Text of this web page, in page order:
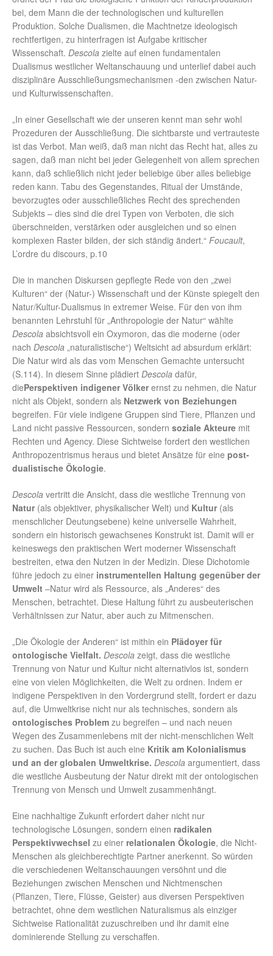
bei, dem Mann die der technologischen und kulturellen
Produktion. Solche Dualismen, die Machtnetze ideologisch
rechtfertigen, zu hinterfragen ist Aufgabe kritischer
Wissenschaft. Descola zielte auf einen fundamentalen
Dualismus westlicher Weltanschauung und unterlief dabei auch
disziplinäre Ausschließungsmechanismen -den zwischen Natur-
und Kulturwissenschaften.
„In einer Gesellschaft wie der unseren kennt man sehr wohl
Prozeduren der Ausschließung. Die sichtbarste und vertrauteste
ist das Verbot. Man weiß, daß man nicht das Recht hat, alles zu
sagen, daß man nicht bei jeder Gelegenheit von allem sprechen
kann, daß schließlich nicht jeder beliebige über alles beliebige
reden kann. Tabu des Gegenstandes, Ritual der Umstände,
bevorzugtes oder ausschließliches Recht des sprechenden
Subjekts – dies sind die drei Typen von Verboten, die sich
überschneiden, verstärken oder ausgleichen und so einen
komplexen Raster bilden, der sich ständig ändert.“ Foucault,
L’ordre du discours, p.10
Die in manchen Diskursen gepflegte Rede von den „zwei
Kulturen“ der (Natur-) Wissenschaft und der Künste spiegelt den
Natur/Kultur-Dualismus in extremer Weise. Für den von ihm
benannten Lehrstuhl für „Anthropologie der Natur“ wählte
Descola absichtsvoll ein Oxymoron, das die moderne (oder
nach Descola „naturalistische“) Weltsicht ad absurdum erklärt:
Die Natur wird als das vom Menschen Gemachte untersucht
(S.114). In diesem Sinne plädiert Descola dafür,
diePerspektiven indigener Völker ernst zu nehmen, die Natur
nicht als Objekt, sondern als Netzwerk von Beziehungen
begreifen. Für viele indigene Gruppen sind Tiere, Pflanzen und
Land nicht passive Ressourcen, sondern soziale Akteure mit
Rechten und Agency. Diese Sichtweise fordert den westlichen
Anthropozentrismus heraus und bietet Ansätze für eine post-
dualistische Ökologie.
Descola vertritt die Ansicht, dass die westliche Trennung von
Natur (als objektiver, physikalischer Welt) und Kultur (als
menschlicher Deutungsebene) keine universelle Wahrheit,
sondern ein historisch gewachsenes Konstrukt ist. Damit will er
keineswegs den praktischen Wert moderner Wissenschaft
bestreiten, etwa den Nutzen in der Medizin. Diese Dichotomie
führe jedoch zu einer instrumentellen Haltung gegenüber der
Umwelt –Natur wird als Ressource, als „Anderes“ des
Menschen, betrachtet. Diese Haltung führt zu ausbeuterischen
Verhältnissen zur Natur, aber auch zu Mitmenschen.
„Die Ökologie der Anderen“ ist mithin ein Plädoyer für
ontologische Vielfalt. Descola zeigt, dass die westliche
Trennung von Natur und Kultur nicht alternativlos ist, sondern
eine von vielen Möglichkeiten, die Welt zu ordnen. Indem er
indigene Perspektiven in den Vordergrund stellt, fordert er dazu
auf, die Umweltkrise nicht nur als technisches, sondern als
ontologisches Problem zu begreifen – und nach neuen
Wegen des Zusammenlebens mit der nicht-menschlichen Welt
zu suchen. Das Buch ist auch eine Kritik am Kolonialismus
und an der globalen Umweltkrise. Descola argumentiert, dass
die westliche Ausbeutung der Natur direkt mit der ontologischen
Trennung von Mensch und Umwelt zusammenhängt.
Eine nachhaltige Zukunft erfordert daher nicht nur
technologische Lösungen, sondern einen radikalen
Perspektivwechsel zu einer relationalen Ökologie, die Nicht-
Menschen als gleichberechtigte Partner anerkennt. So würden
die verschiedenen Weltanschauungen versöhnt und die
Beziehungen zwischen Menschen und Nichtmenschen
(Pflanzen, Tiere, Flüsse, Geister) aus diversen Perspektiven
betrachtet, ohne dem westlichen Naturalismus als einziger
Sichtweise Rationalität zuzuschreiben und ihr damit eine
dominierende Stellung zu verschaffen.